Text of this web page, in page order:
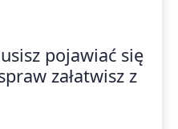
pojawiać się
załatwisz z